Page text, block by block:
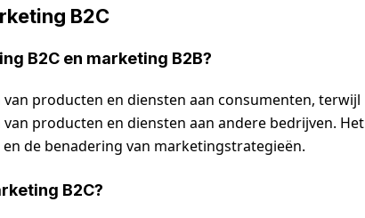
B2C
B2C en marketing B2B?
producten en diensten aan consumenten, terwijl
producten en diensten aan andere bedrijven. Het
de benadering van marketingstrategieën.
B2C?